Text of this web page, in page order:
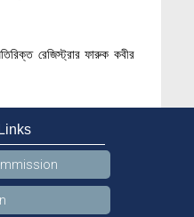
রেজিস্ট্রার ফারুক কবীর